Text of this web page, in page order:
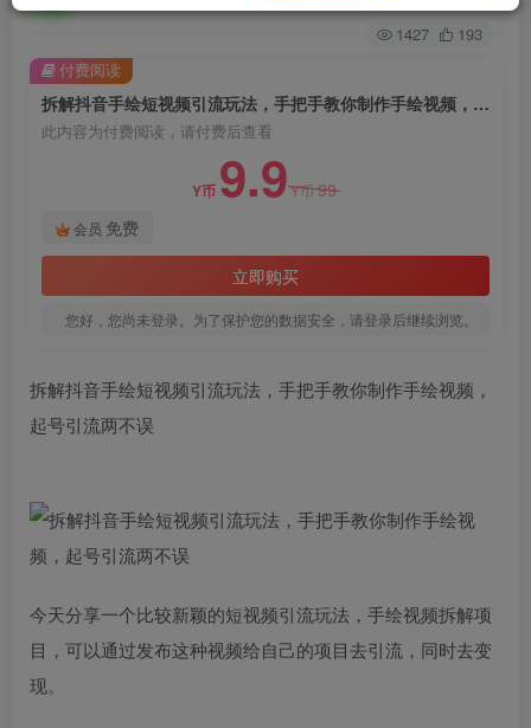
1427 193
拆解抖音手绘短视频引流玩法，手把手教你制作手绘视频，起号引流两不误
此内容为付费阅读，请付费后查看
Y币 9.9Y币99
会员 免费
立即购买
您好，您尚未登录。为了保护您的数据安全，请登录后继续浏览。
付费阅读
拆解抖音手绘短视频引流玩法，手把手教你制作手绘视频，
起号引流两不误
今天分享一个比较新颖的短视频引流玩法，手绘视频拆解项
目，可以通过发布这种视频给自己的项目去引流，同时去变
现。